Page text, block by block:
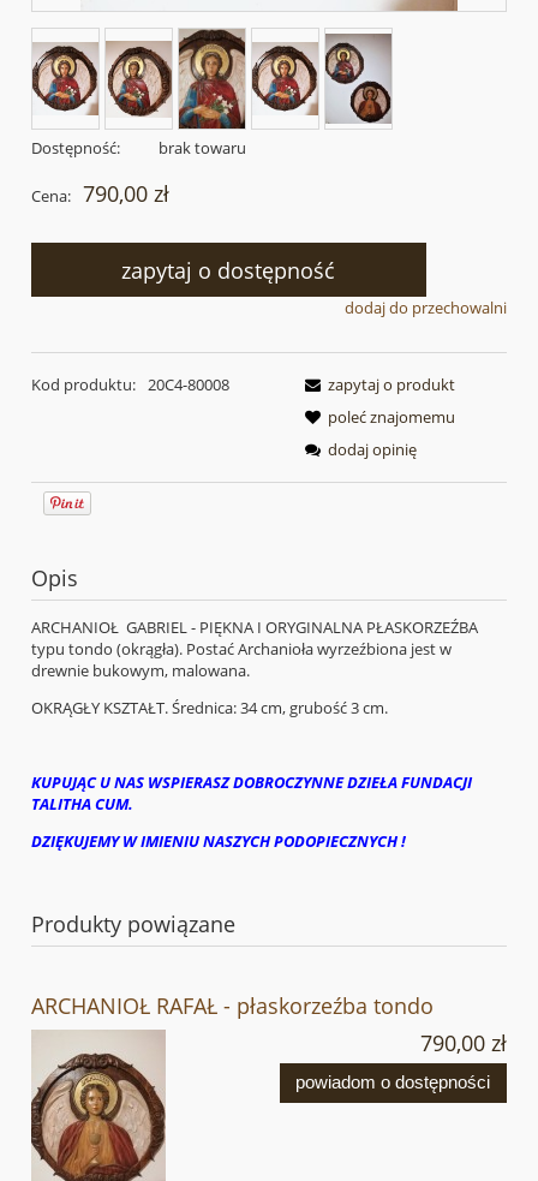
Dostępność: brak towaru
Cena: 790,00 zł
zapytaj o dostępność
dodaj do przechowalni
Kod produktu: 20C4-80008
zapytaj o produkt
poleć znajomemu
dodaj opinię
Opis
ARCHANIOŁ GABRIEL - PIĘKNA I ORYGINALNA PŁASKORZEŹBA
typu tondo (okrągła). Postać Archanioła wyrzeźbiona jest w
drewnie bukowym, malowana.
OKRĄGŁY KSZTAŁT. Średnica: 34 cm, grubość 3 cm.
KUPUJĄC U NAS WSPIERASZ DOBROCZYNNE DZIEŁA FUNDACJI
TALITHA CUM.
DZIĘKUJEMY W IMIENIU NASZYCH PODOPIECZNYCH !
Produkty powiązane
ARCHANIOŁ RAFAŁ - płaskorzeźba tondo
790,00 zł
powiadom o dostępności